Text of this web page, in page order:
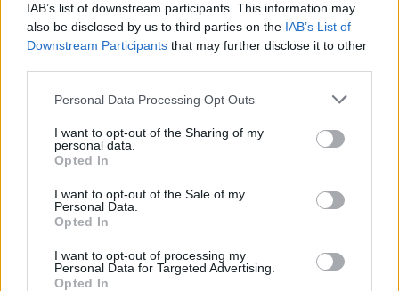
IAB’s list of downstream participants. This information may
also be disclosed by us to third parties on the IAB’s List of
Downstream Participants that may further disclose it to other
Personal Data Processing Opt Outs
I want to opt-out of the Sharing of my
personal data.
Opted In
I want to opt-out of the Sale of my
Personal Data.
Opted In
I want to opt-out of processing my
Personal Data for Targeted Advertising.
Opted In